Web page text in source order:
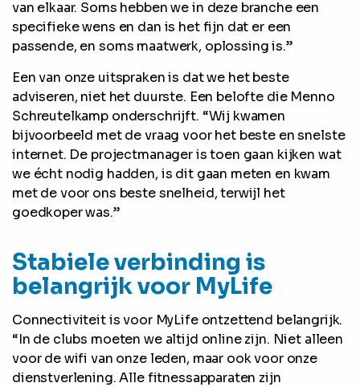
van elkaar. Soms hebben we in deze branche een
specifieke wens en dan is het fijn dat er een
passende, en soms maatwerk, oplossing is.”
Een van onze uitspraken is dat we het beste
adviseren, niet het duurste. Een belofte die Menno
Schreutelkamp onderschrijft. “Wij kwamen
bijvoorbeeld met de vraag voor het beste en snelste
internet. De projectmanager is toen gaan kijken wat
we écht nodig hadden, is dit gaan meten en kwam
met de voor ons beste snelheid, terwijl het
goedkoper was.”
Stabiele verbinding is
belangrijk voor MyLife
Connectiviteit is voor MyLife ontzettend belangrijk.
“In de clubs moeten we altijd online zijn. Niet alleen
voor de wifi van onze leden, maar ook voor onze
dienstverlening. Alle fitnessapparaten zijn